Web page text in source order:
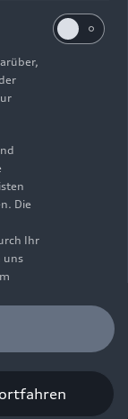
CO₂-
nach dem
gemäß
und
relevante
und
den
Die
Ihr
uns
Sie,
von